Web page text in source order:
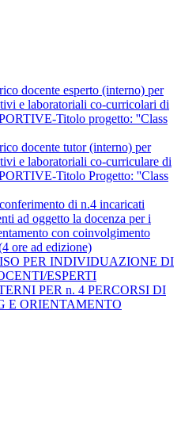
docente esperto (interno) per
e laboratoriali co-curricolari di
Titolo progetto: ''Class
docente tutor (interno) per
e laboratoriali co-curriculare di
Titolo Progetto: ''Class
di n.4 incaricati
ad oggetto la docenza per i
con coinvolgimento
ore ad edizione)
PER INDIVIDUAZIONE DI
ESPERTI
PER n. 4 PERCORSI DI
E ORIENTAMENTO